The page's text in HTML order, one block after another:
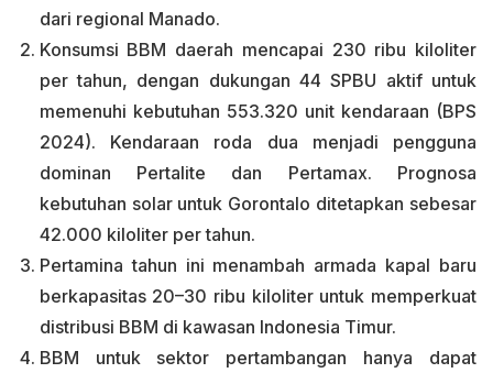
dari regional Manado.
Konsumsi BBM daerah mencapai 230 ribu kiloliter
per tahun, dengan dukungan 44 SPBU aktif untuk
memenuhi kebutuhan 553.320 unit kendaraan (BPS
2024). Kendaraan roda dua menjadi pengguna
dominan Pertalite dan Pertamax. Prognosa
kebutuhan solar untuk Gorontalo ditetapkan sebesar
42.000 kiloliter per tahun.
Pertamina tahun ini menambah armada kapal baru
berkapasitas 20–30 ribu kiloliter untuk memperkuat
distribusi BBM di kawasan Indonesia Timur.
BBM untuk sektor pertambangan hanya dapat